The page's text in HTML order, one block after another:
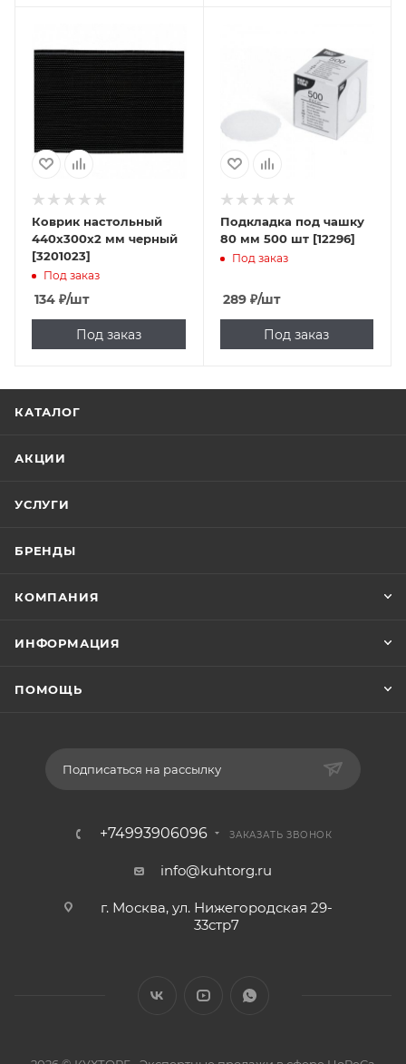
Коврик настольный
440х300х2 мм черный
[3201023]
Под заказ
134 ₽/шт
Под заказ
Подкладка под чашку
80 мм 500 шт [12296]
Под заказ
289₽/шт
Под заказ
КАТАЛОГ
АКЦИИ
УСЛУГИ
БРЕНДЫ
КОМПАНИЯ
ИНФОРМАЦИЯ
ПОМОЩЬ
Подписаться на рассылку
+74993906096 ЗАКАЗАТЬ ЗВОНОК
info@kuhtorg.ru
г. Москва, ул. Нижегородская 29-
33стр7